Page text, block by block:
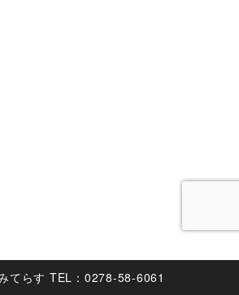
てらす TEL：0278-58-6061